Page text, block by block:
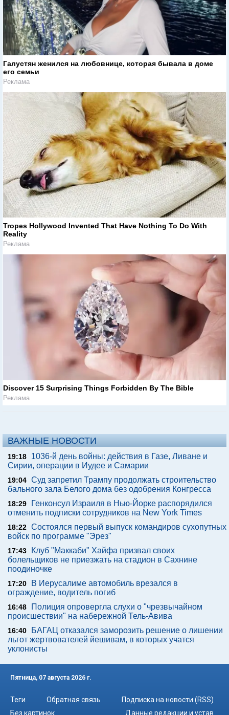
Галустян женился на любовнице, которая бывала в доме
его семьи
Реклама
Tropes Hollywood Invented That Have Nothing To Do With
Reality
Реклама
Discover 15 Surprising Things Forbidden By The Bible
Реклама
ВАЖНЫЕ НОВОСТИ
19:18
1036-й день войны: действия в Газе, Ливане и
Сирии, операции в Иудее и Самарии
19:04 Суд запретил Трампу продолжать строительство
бального зала Белого дома без одобрения Конгресса
18:29
Генконсул Израиля в Нью-Йорке распорядился
отменить подписки сотрудников на New York Times
18:22 Состоялся первый выпуск командиров сухопутных
войск по программе "Эрез"
17:43
Клуб "Маккаби" Хайфа призвал своих
болельщиков не приезжать на стадион в Сахнине
поодиночке
17:20
В Иерусалиме автомобиль врезался в
ограждение, водитель погиб
16:48
Полиция опровергла слухи о "чрезвычайном
происшествии" на набережной Тель-Авива
16:40
БАГАЦ отказался заморозить решение о лишении
льгот жертвователей йешивам, в которых учатся
уклонисты
Пятница, 07 августа 2026 г.
Теги Обратная связь
Подписка на новости (RSS)
Без картинок
Данные редакции и устав